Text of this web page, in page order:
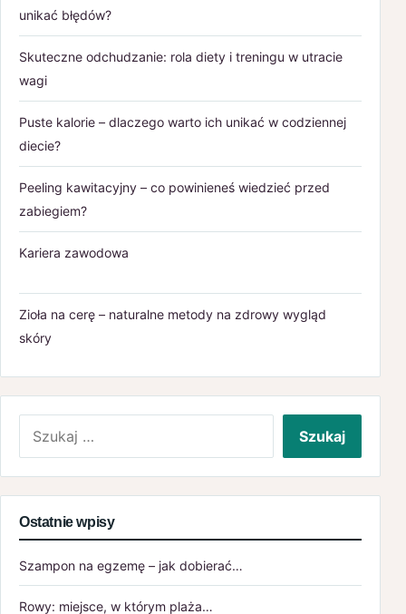
unikać błędów?
Skuteczne odchudzanie: rola diety i treningu w utracie
wagi
Puste kalorie – dlaczego warto ich unikać w codziennej
diecie?
Peeling kawitacyjny – co powinieneś wiedzieć przed
zabiegiem?
Kariera zawodowa
Zioła na cerę – naturalne metody na zdrowy wygląd
skóry
Ostatnie wpisy
Szampon na egzemę – jak dobierać…
Rowy: miejsce, w którym plaża…